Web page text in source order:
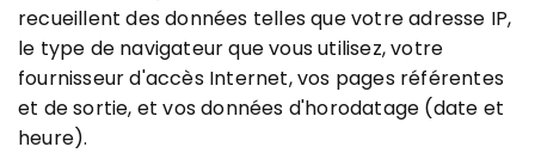
recueillent des données telles que votre adresse IP,
le type de navigateur que vous utilisez, votre
fournisseur d'accès Internet, vos pages référentes
et de sortie, et vos données d'horodatage (date et
heure).